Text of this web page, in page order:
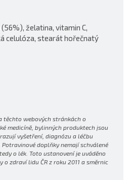
želatina, vitamin C,
celulóza, stearát hořečnatý
těchto webových stránkách o
medicíně, bylinných produktech jsou
vyšetření, diagnózu a léčbu
doplňky nemají schválené
o lék. Toto ustanovení je uváděno
o zdraví lidu ČR z roku 2011 a směrnic